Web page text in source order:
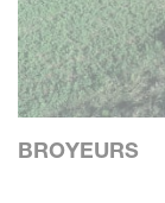
BROYEURS